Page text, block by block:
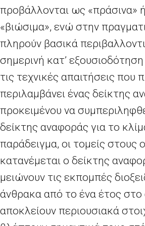
προβάλλονται ως «πράσινα»
«βιώσιμα», ενώ στην
πληρούν βασικά
σημερινή κατ’
τις τεχνικές απαιτήσεις που
περιλαμβάνει ένας δείκτης
προκειμένου να
δείκτης αναφοράς για το
παράδειγμα, οι τομείς στους
κατανέμεται ο δείκτης
μειώνουν τις εκπομπές
άνθρακα από το ένα έτος στο
αποκλείουν περιουσιακά